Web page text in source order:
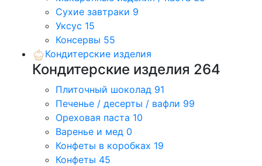
Сухие завтраки 9
Уксус 15
Консервы 55
Кондитерские изделия
Кондитерские изделия 264
Плиточный шоколад 91
Печенье / десерты / вафли 99
Ореховая паста 10
Варенье и мед 0
Конфеты в коробках 19
Конфеты 45